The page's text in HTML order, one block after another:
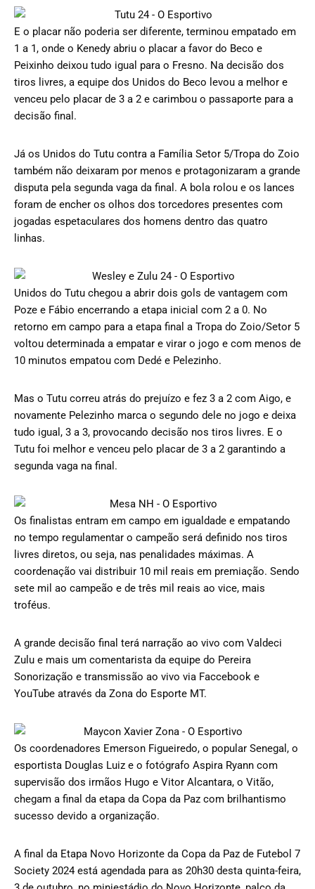
E o placar não poderia ser diferente, terminou empatado em
1 a 1, onde o Kenedy abriu o placar a favor do Beco e
Peixinho deixou tudo igual para o Fresno. Na decisão dos
tiros livres, a equipe dos Unidos do Beco levou a melhor e
venceu pelo placar de 3 a 2 e carimbou o passaporte para a
decisão final.
Já os Unidos do Tutu contra a Família Setor 5/Tropa do Zoio
também não deixaram por menos e protagonizaram a grande
disputa pela segunda vaga da final. A bola rolou e os lances
foram de encher os olhos dos torcedores presentes com
jogadas espetaculares dos homens dentro das quatro
linhas.
Unidos do Tutu chegou a abrir dois gols de vantagem com
Poze e Fábio encerrando a etapa inicial com 2 a 0. No
retorno em campo para a etapa final a Tropa do Zoio/Setor 5
voltou determinada a empatar e virar o jogo e com menos de
10 minutos empatou com Dedé e Pelezinho.
Mas o Tutu correu atrás do prejuízo e fez 3 a 2 com Aigo, e
novamente Pelezinho marca o segundo dele no jogo e deixa
tudo igual, 3 a 3, provocando decisão nos tiros livres. E o
Tutu foi melhor e venceu pelo placar de 3 a 2 garantindo a
segunda vaga na final.
Os finalistas entram em campo em igualdade e empatando
no tempo regulamentar o campeão será definido nos tiros
livres diretos, ou seja, nas penalidades máximas. A
coordenação vai distribuir 10 mil reais em premiação. Sendo
sete mil ao campeão e de três mil reais ao vice, mais
troféus.
A grande decisão final terá narração ao vivo com Valdeci
Zulu e mais um comentarista da equipe do Pereira
Sonorização e transmissão ao vivo via Faccebook e
YouTube através da Zona do Esporte MT.
Os coordenadores Emerson Figueiredo, o popular Senegal, o
esportista Douglas Luiz e o fotógrafo Aspira Ryann com
supervisão dos irmãos Hugo e Vitor Alcantara, o Vitão,
chegam a final da etapa da Copa da Paz com brilhantismo
sucesso devido a organização.
A final da Etapa Novo Horizonte da Copa da Paz de Futebol 7
Society 2024 está agendada para as 20h30 desta quinta-feira,